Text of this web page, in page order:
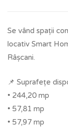
Se vând spații
locativ Smart
Râșcani.
📌 Suprafețe
• 244,20 mp
• 57,81 mp
• 57,97 mp